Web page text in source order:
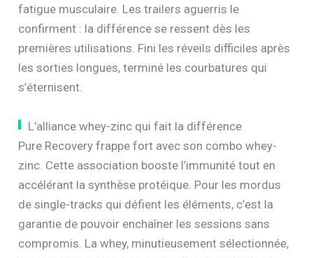
fatigue musculaire. Les trailers aguerris le
confirment : la différence se ressent dès les
premières utilisations. Fini les réveils difficiles après
les sorties longues, terminé les courbatures qui
s’éternisent.
L’alliance whey-zinc qui fait la différence
Pure Recovery frappe fort avec son combo whey-
zinc. Cette association booste l’immunité tout en
accélérant la synthèse protéique. Pour les mordus
de single-tracks qui défient les éléments, c’est la
garantie de pouvoir enchaîner les sessions sans
compromis. La whey, minutieusement sélectionnée,